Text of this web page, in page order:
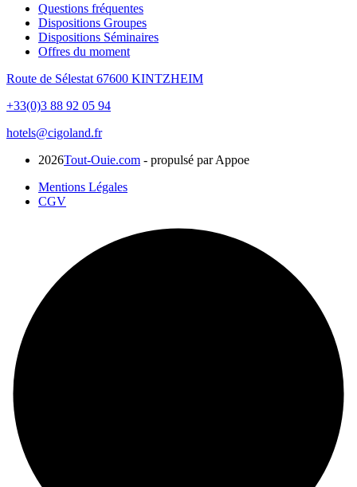
Questions fréquentes
Dispositions Groupes
Dispositions Séminaires
Offres du moment
Route de Sélestat 67600 KINTZHEIM
+33(0)3 88 92 05 94
hotels@cigoland.fr
2026Tout-Ouie.com - propulsé par Appoe
Mentions Légales
CGV